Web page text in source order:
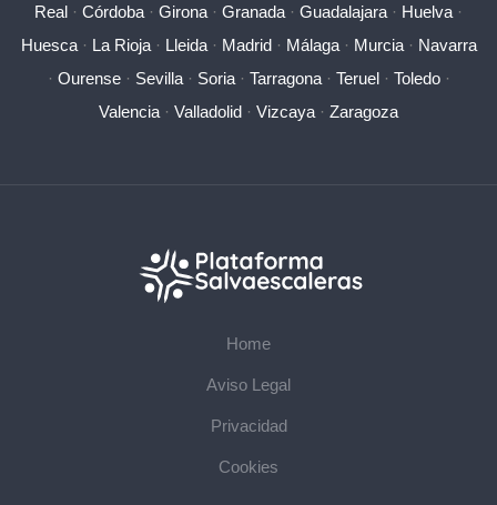
Real · Córdoba · Girona · Granada · Guadalajara · Huelva ·
Huesca· La Rioja· Lleida· Madrid· Málaga· Murcia· Navarra
· Ourense· Sevilla· Soria· Tarragona· Teruel· Toledo·
Valencia · Valladolid · Vizcaya · Zaragoza
Home
Aviso Legal
Privacidad
Cookies